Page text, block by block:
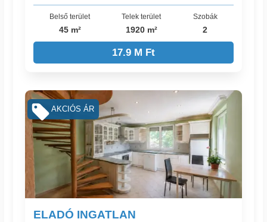
Belső terület
45 m²
Telek terület
1920 m²
Szobák
2
17.9 M Ft
ELADÓ INGATLAN
AKCIÓS ÁR